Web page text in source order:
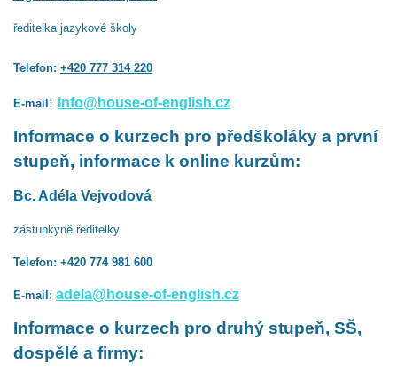
ředitelka jazykové školy
Telefon: +420 777 314 220
E-mail : info@house-of-english.cz
Informace o kurzech pro předškoláky a první
stupeň, informace k online kurzům:
Bc. Adéla Vejvodová
zástupkyně ředitelky
Telefon: +420 774 981 600
E-mail: adela@house-of-english.cz
Informace o kurzech pro druhý stupeň, SŠ,
dospělé a firmy: